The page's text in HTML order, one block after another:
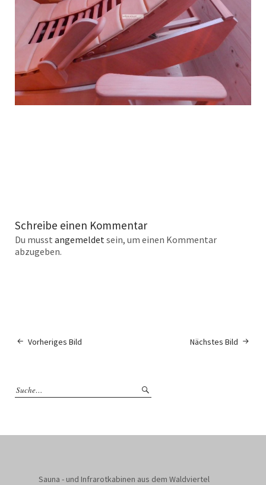
Schreibe einen Kommentar
Du musst angemeldetsein, um einen Kommentar
abzugeben.
Nächstes Bild
Vorheriges Bild
Sauna - und Infrarotkabinen aus dem Waldviertel